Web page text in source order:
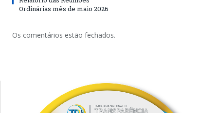
Ordinárias mês de maio 2026
Os comentários estão fechados.